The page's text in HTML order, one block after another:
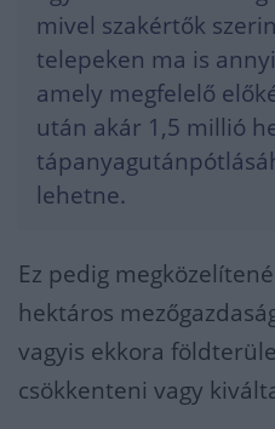
mivel szakértők
telepeken ma is
amely megfelelő
után akár 1,5 millió
lehetne.
Ez pedig
hektáros
vagyis ekkora
csökkenteni vagy